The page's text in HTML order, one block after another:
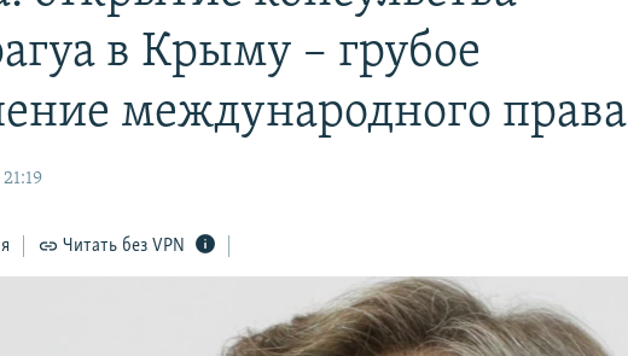
в Крыму – грубое
международного права
Читать без VPN